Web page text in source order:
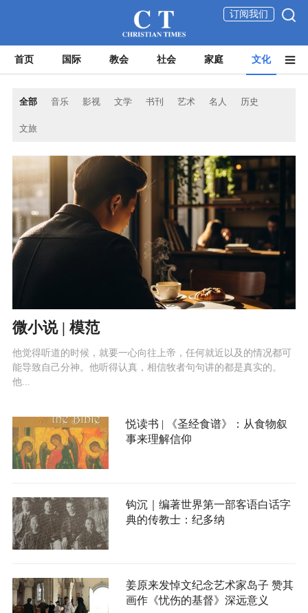
订阅我们
首页 国际 教会 社会 家庭 文化
全部 音乐 影视 文学 书刊 艺术 名人 历史
文旅
微小说 | 模范
他觉得听道的时候，就要一心向往上帝，任何就近以及的情况都可
能导致自己分神。他听得认真，相信牧者句句讲的都是真实的。
他...
悦读书 | 《圣经食谱》：从食物叙
事来理解信仰
钩沉｜编著世界第一部客语白话字
典的传教士：纪多纳
姜原来发悼文纪念艺术家岛子 赞其
画作《忧伤的基督》深远意义